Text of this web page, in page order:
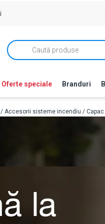
Products
search
Oferte speciale Branduri
/ Accesorii sisteme incendiu / Capac